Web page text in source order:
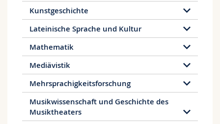
Kunstgeschichte
Lateinische Sprache und Kultur
Mathematik
Mediävistik
Mehrsprachigkeitsforschung
Musikwissenschaft und Geschichte des
Musiktheaters